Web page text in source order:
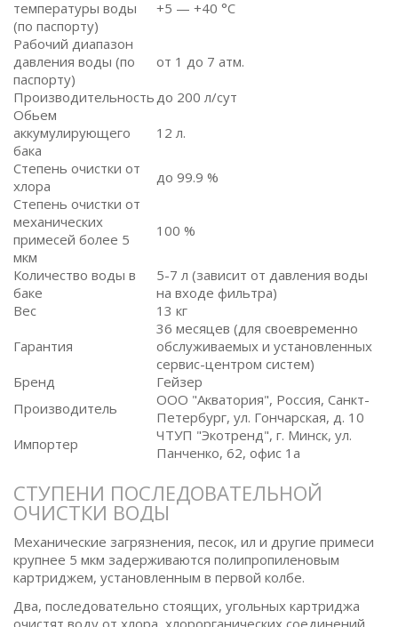
температуры воды
(по паспорту)
+5 — +40 °C
Рабочий диапазон
давления воды (по
паспорту)
от 1 до 7 атм.
Производительностьдо 200 л/сут
Обьем
аккумулирующего
бака
12 л.
Степень очистки от
хлора
до 99.9 %
Степень очистки от
механических
примесей более 5
мкм
100 %
Количество воды в
баке
5-7 л (зависит от давления воды
на входе фильтра)
Вес
13 кг
Гарантия
36 месяцев (для своевременно
обслуживаемых и установленных
сервис-центром систем)
Бренд
Гейзер
Производитель
ООО "Акватория", Россия, Санкт-
Петербург, ул. Гончарская, д. 10
Импортер
ЧТУП "Экотренд", г. Минск, ул.
Панченко, 62, офис 1а
СТУПЕНИ ПОСЛЕДОВАТЕЛЬНОЙ
ОЧИСТКИ ВОДЫ
Механические загрязнения, песок, ил и другие примеси
крупнее 5 мкм задерживаются полипропиленовым
картриджем, установленным в первой колбе.
Два, последовательно стоящих, угольных картриджа
очистят воду от хлора, хлорорганических соединений.